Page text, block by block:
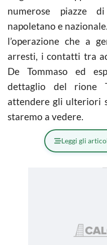
numerose piazze
napoletano e
l’operazione che a
arresti, i contatti tra
De Tommaso ed
dettaglio del rione
attendere gli ulteriori
staremo a vedere.
Leggi gli